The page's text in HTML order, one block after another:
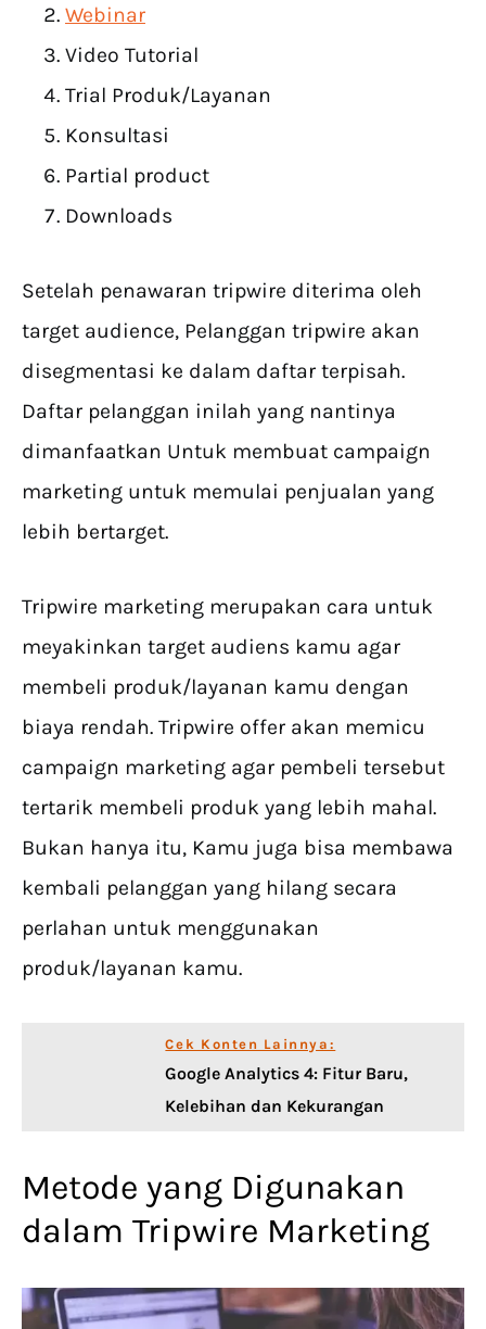
Webinar
Video Tutorial
Trial Produk/Layanan
Konsultasi
Partial product
Downloads
Setelah penawaran tripwire diterima oleh
target audience, Pelanggan tripwire akan
disegmentasi ke dalam daftar terpisah.
Daftar pelanggan inilah yang nantinya
dimanfaatkan Untuk membuat campaign
marketing untuk memulai penjualan yang
lebih bertarget.
Tripwire marketing merupakan cara untuk
meyakinkan target audiens kamu agar
membeli produk/layanan kamu dengan
biaya rendah. Tripwire offer akan memicu
campaign marketing agar pembeli tersebut
tertarik membeli produk yang lebih mahal.
Bukan hanya itu, Kamu juga bisa membawa
kembali pelanggan yang hilang secara
perlahan untuk menggunakan
produk/layanan kamu.
Cek Konten Lainnya:
Google Analytics 4: Fitur Baru,
Kelebihan dan Kekurangan
Metode yang Digunakan
dalam Tripwire Marketing